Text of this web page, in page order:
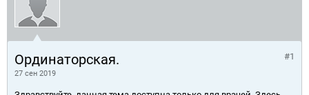
Ординаторская.
27 сен 2019
#1